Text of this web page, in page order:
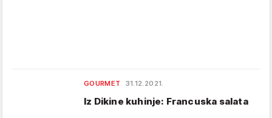
GOURMET 31.12.2021.
Iz Dikine kuhinje: Francuska salata